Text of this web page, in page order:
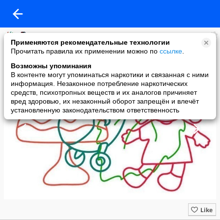
Применяются рекомендательные технологии
Прочитать правила их применении можно по ссылке
Возможны упоминания
В контенте могут упоминаться наркотики и связанная с ними
информация. Незаконное потребление наркотических
средств, психотропных веществ и их аналогов причиняет
вред здоровью, их незаконный оборот запрещён и влечёт
установленную законодательством ответственность
Польза детям - радость Мамам ❤ Фантазер
added a photo
17 Dec в 01:31
Like